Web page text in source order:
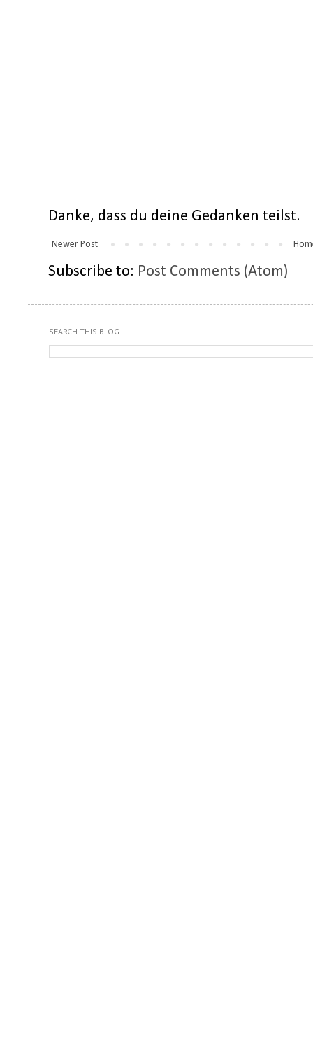
Danke, dass du deine Gedanken teilst.
Newer Post
Subscribe to: Post Comments (Atom)
SEARCH THIS BLOG.